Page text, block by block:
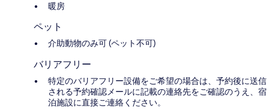
暖房
ペット
介助動物のみ可 (ペット不可)
バリアフリー
特定のバリアフリー設備をご希望の場合は、予約後に送信
される予約確認メールに記載の連絡先をご確認のうえ、宿
泊施設に直接ご連絡ください。